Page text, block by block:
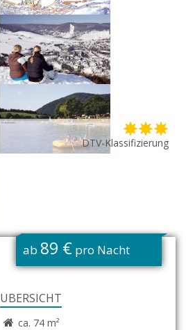
DTV-Klassifizierung
ab 89 € pro Nacht
ÜBERSICHT
ca. 74 m²